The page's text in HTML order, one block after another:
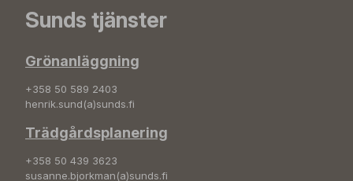
Sunds tjänster
Grönanläggning
+358 50 589 2403
henrik.sund(a)sunds.fi
Trädgårdsplanering
+358 50 439 3623
susanne.bjorkman(a)sunds.fi